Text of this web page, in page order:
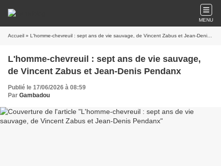
MENU
Accueil » L'homme-chevreuil : sept ans de vie sauvage, de Vincent Zabus et Jean-Denis Pendanx
L'homme-chevreuil : sept ans de vie sauvage,
de Vincent Zabus et Jean-Denis Pendanx
Publié le 17/06/2026 à 08:59
Par Gambadou